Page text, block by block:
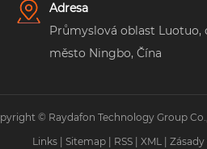
Adresa
Průmyslová oblast Luotuo,
město Ningbo, Čína
© Raydafon Technology Group
Links
Sitemap RSS XML